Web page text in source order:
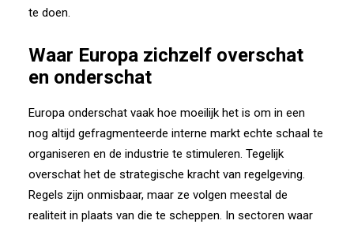
te doen.
Waar Europa zichzelf overschat
en onderschat
Europa onderschat vaak hoe moeilijk het is om in een
nog altijd gefragmenteerde interne markt echte schaal te
organiseren en de industrie te stimuleren. Tegelijk
overschat het de strategische kracht van regelgeving.
Regels zijn onmisbaar, maar ze volgen meestal de
realiteit in plaats van die te scheppen. In sectoren waar